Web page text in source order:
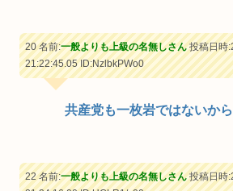
20 名前:一般よりも上級の名無しさん投稿日時
21:22:45.05ID:NzlbkPWo0
共産党も一枚岩ではないか
22 名前:一般よりも上級の名無しさん投稿日時